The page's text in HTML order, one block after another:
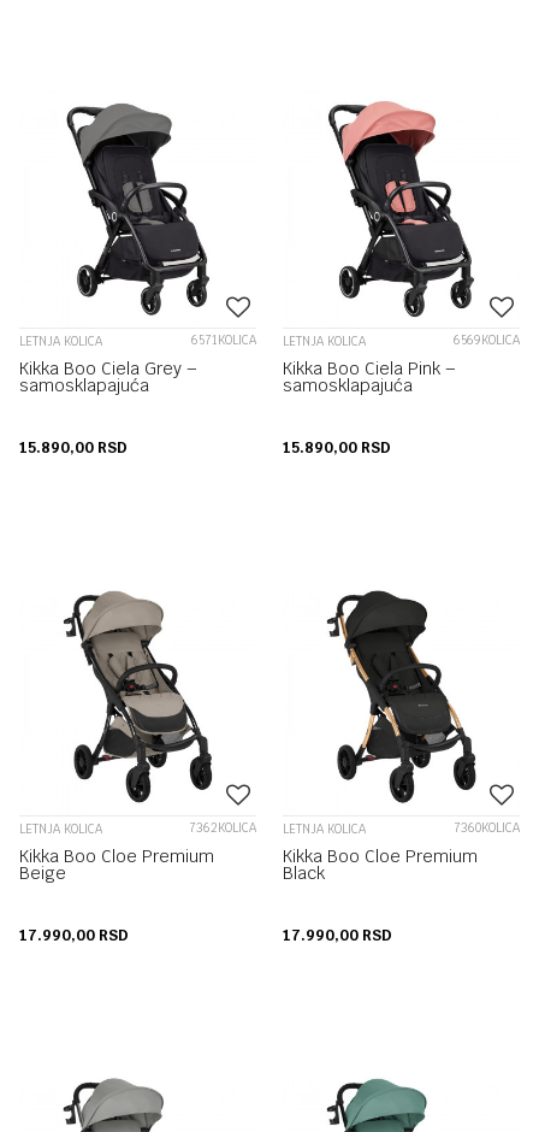
LETNJA KOLICA 6571KOLICA
Kikka Boo Ciela Grey –
samosklapajuća
15.890,00 RSD
LETNJA KOLICA 6569KOLICA
Kikka Boo Ciela Pink –
samosklapajuća
15.890,00 RSD
LETNJA KOLICA 7362KOLICA
Kikka Boo Cloe Premium
Beige
17.990,00 RSD
LETNJA KOLICA 7360KOLICA
Kikka Boo Cloe Premium
Black
17.990,00 RSD